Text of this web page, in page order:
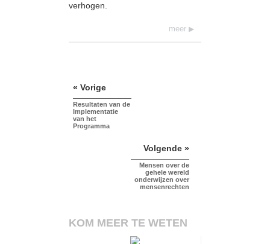
verhogen.
meer
« Vorige
Resultaten van de
Implementatie
van het
Programma
Volgende »
Mensen over de
gehele wereld
onderwijzen over
mensenrechten
KOM MEER TE WETEN